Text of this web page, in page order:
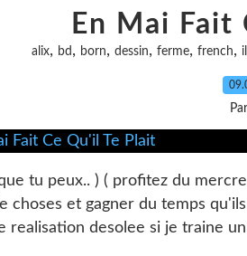
En Mai Fait
alix, bd , born, dessin, ferme, french,
tu peux.. ) ( profitez du
choses et gagner du temps
realisation desolee si je traine